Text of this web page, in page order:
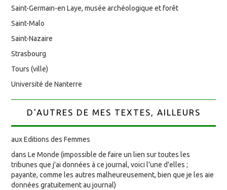
Saint-Germain-en Laye, musée archéologique et forêt
Saint-Malo
Saint-Nazaire
Strasbourg
Tours (ville)
Université de Nanterre
D'AUTRES DE MES TEXTES, AILLEURS
aux Editions des Femmes
dans Le Monde (impossible de faire un lien sur toutes les
tribunes que j'ai données à ce journal, voici l'une d'elles ;
payante, comme les autres malheureusement, bien que je les aie
données gratuitement au journal)